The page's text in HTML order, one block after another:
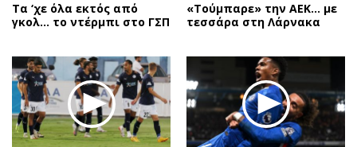
Τα ‘χε όλα εκτός από
γκολ… το ντέρμπι στο ΓΣΠ
«Τούμπαρε» την ΑΕΚ… με
τεσσάρα στη Λάρνακα